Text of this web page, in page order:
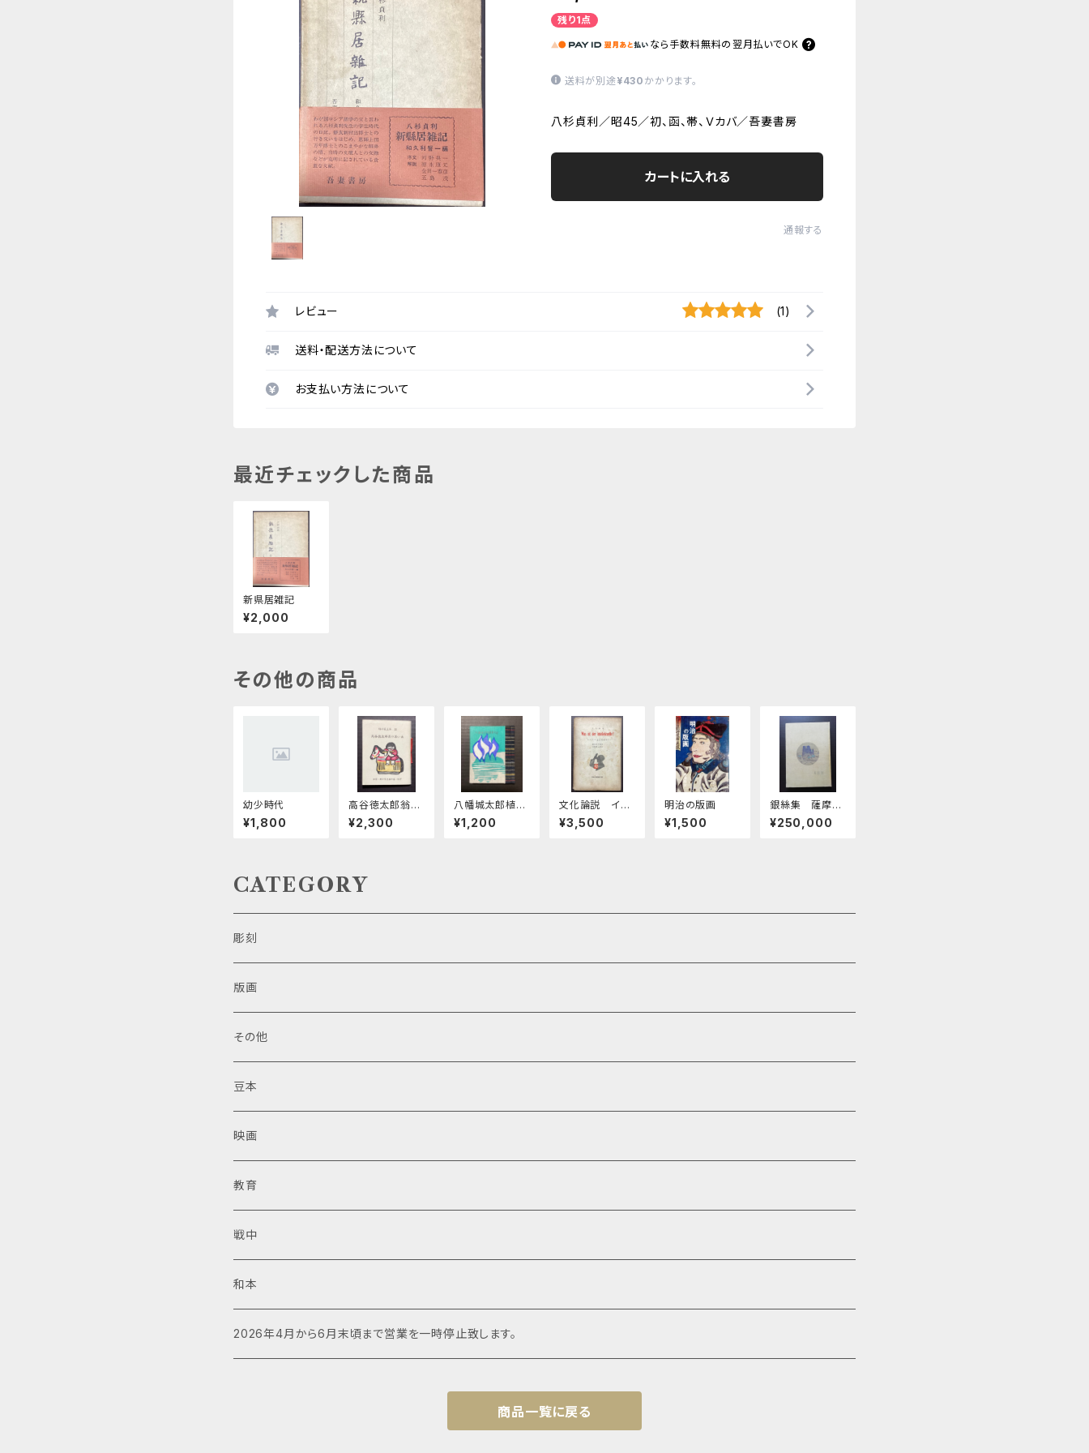
残り1点
なら 手数料無料の 翌月払いでOK
送料が別途 ¥430 かかります。
八杉貞利／昭45／初、函、帯、Ｖカバ／吾妻書房
カートに入れる
通報する
レビュー (1)
送料・配送方法について
お支払い方法について
最近チェックした商品
新県居雑記
¥2,000
その他の商品
幼少時代
¥1,800
高谷徳太郎翁の
思い出 緑の笛
豆本第13集
¥2,300
八幡城太郎植物
句鈔 緑の笛豆
本 第31期第12
¥1,200
文化論説 イン
テリとは何ぞや？
¥3,500
明治の版画
¥1,500
銀絲集 薩摩治
郎八歌集 第一
¥250,000
CATEGORY
彫刻
版画
その他
豆本
映画
教育
戦中
和本
2026年4月から6月末頃まで営業を一時停止致します。
商品一覧に戻る